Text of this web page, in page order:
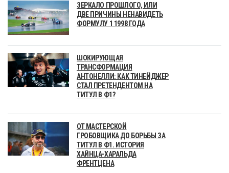
ЗЕРКАЛО ПРОШЛОГО, ИЛИ
ДВЕ ПРИЧИНЫ НЕНАВИДЕТЬ
ФОРМУЛУ 1 1998 ГОДА
ШОКИРУЮЩАЯ
ТРАНСФОРМАЦИЯ
АНТОНЕЛЛИ: КАК ТИНЕЙДЖЕР
СТАЛ ПРЕТЕНДЕНТОМ НА
ТИТУЛ В Ф1?
ОТ МАСТЕРСКОЙ
ГРОБОВЩИКА ДО БОРЬБЫ ЗА
ТИТУЛ В Ф1. ИСТОРИЯ
ХАЙНЦА-ХАРАЛЬДА
ФРЕНТЦЕНА